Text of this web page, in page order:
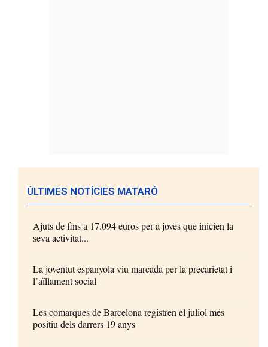
ÚLTIMES NOTÍCIES MATARÓ
Ajuts de fins a 17.094 euros per a joves que inicien la
seva activitat...
La joventut espanyola viu marcada per la precarietat i
l’aïllament social
Les comarques de Barcelona registren el juliol més
positiu dels darrers 19 anys